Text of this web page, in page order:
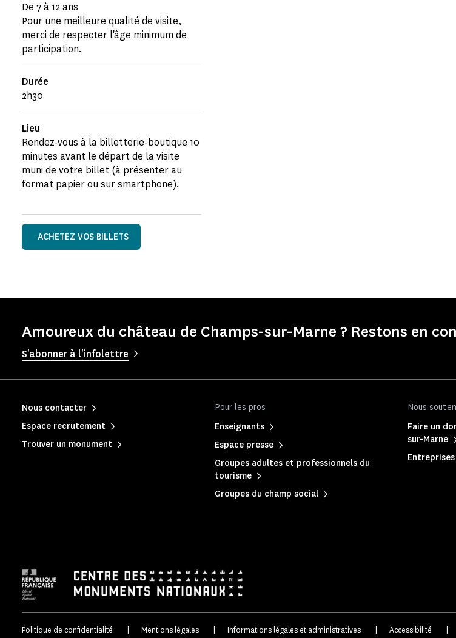
De 7 à 12 ans
Pour une meilleure qualité de visite,
merci de respecter l'âge minimum de
participation.
Durée
2h30
Lieu
Rendez-vous à la billetterie-boutique 10
minutes avant le départ de la visite
muni de votre billet (à présenter au
format papier ou sur smartphone).
ACHETEZ VOS BILLETS
Amoureux du château de Champs-sur-Marne ? Restons en
S'abonner à l'infolettre
Pour les pros
Enseignants
Espace presse
Groupes adultes et professionnels du
tourisme
Groupes du champ social
Nous
Faire un
sur-Marne
Nous contacter
Espace recrutement
Trouver un monument
Politique de confidentialité | Mentions légales | Informations légales et administratives | Accessibilité |